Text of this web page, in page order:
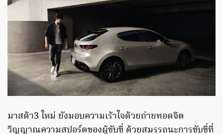
มาสด้า3 ใหม่ ยังมอบความเร้าใจด้วยถ่ายทอดจิต
วิญญาณความสปอร์ตของผู้ขับขี่ ด้วยสมรรถนะการขับขี่ที่